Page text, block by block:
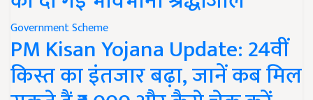
Government Scheme
PM Kisan Yojana Update: 24वीं
किस्त का इंतजार बढ़ा, जानें कब मिल